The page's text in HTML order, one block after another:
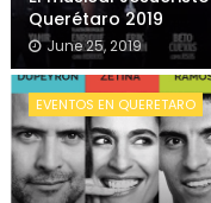
Querétaro 2019
June 25, 2019
EVENTOS EN QUERETARO